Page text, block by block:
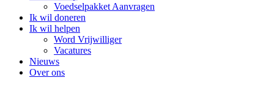
Voedselpakket Aanvragen
Ik wil doneren
Ik wil helpen
Word Vrijwilliger
Vacatures
Nieuws
Over ons